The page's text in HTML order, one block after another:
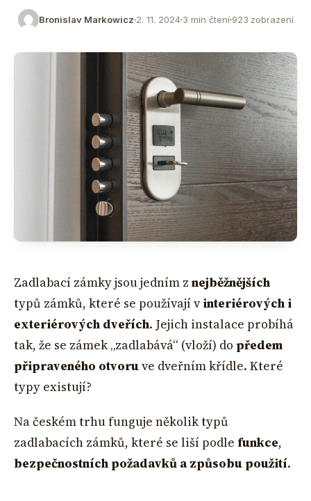
Bronislav Markowicz 2. 11. 20243 min čtení923 zobrazení
Zadlabací zámky jsou jedním z nejběžnějších
typů zámků, které se používají vinteriérových i
exteriérových dveřích. Jejich instalace probíhá
tak, že se zámek „zadlabává“ (vloží) do předem
připraveného otvoruve dveřním křídle. Které
typy existují?
Na českém trhu funguje několik typů
zadlabacích zámků, které se liší podle funkce,
bezpečnostních požadavků a způsobu použití.